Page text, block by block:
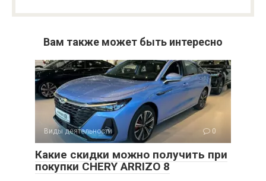
Вам также может быть интересно
Виды деятельности 0
Какие скидки можно получить при
покупки CHERY ARRIZO 8